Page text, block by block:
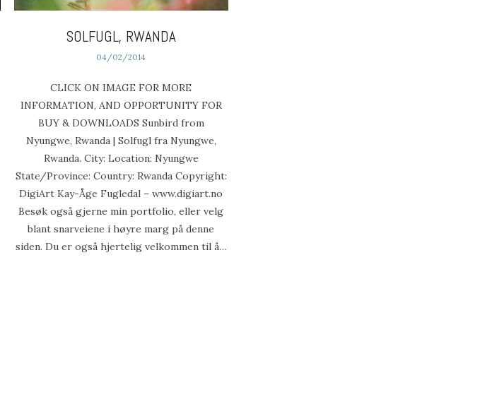
SOLFUGL, RWANDA
04/02/2014
CLICK ON IMAGE FOR MORE
INFORMATION, AND OPPORTUNITY FOR
BUY & DOWNLOADS Sunbird from
Nyungwe, Rwanda | Solfugl fra Nyungwe,
Rwanda. City: Location: Nyungwe
State/Province: Country: Rwanda Copyright:
DigiArt Kay-Åge Fugledal – www.digiart.no
Besøk også gjerne min portfolio, eller velg
blant snarveiene i høyre marg på denne
siden. Du er også hjertelig velkommen til å…